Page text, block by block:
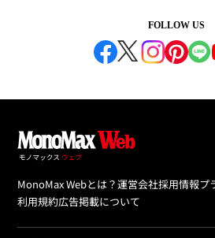
FOLLOW US
MonoMax Webとは？運営会社採用情報プ
利用規約広告掲載について